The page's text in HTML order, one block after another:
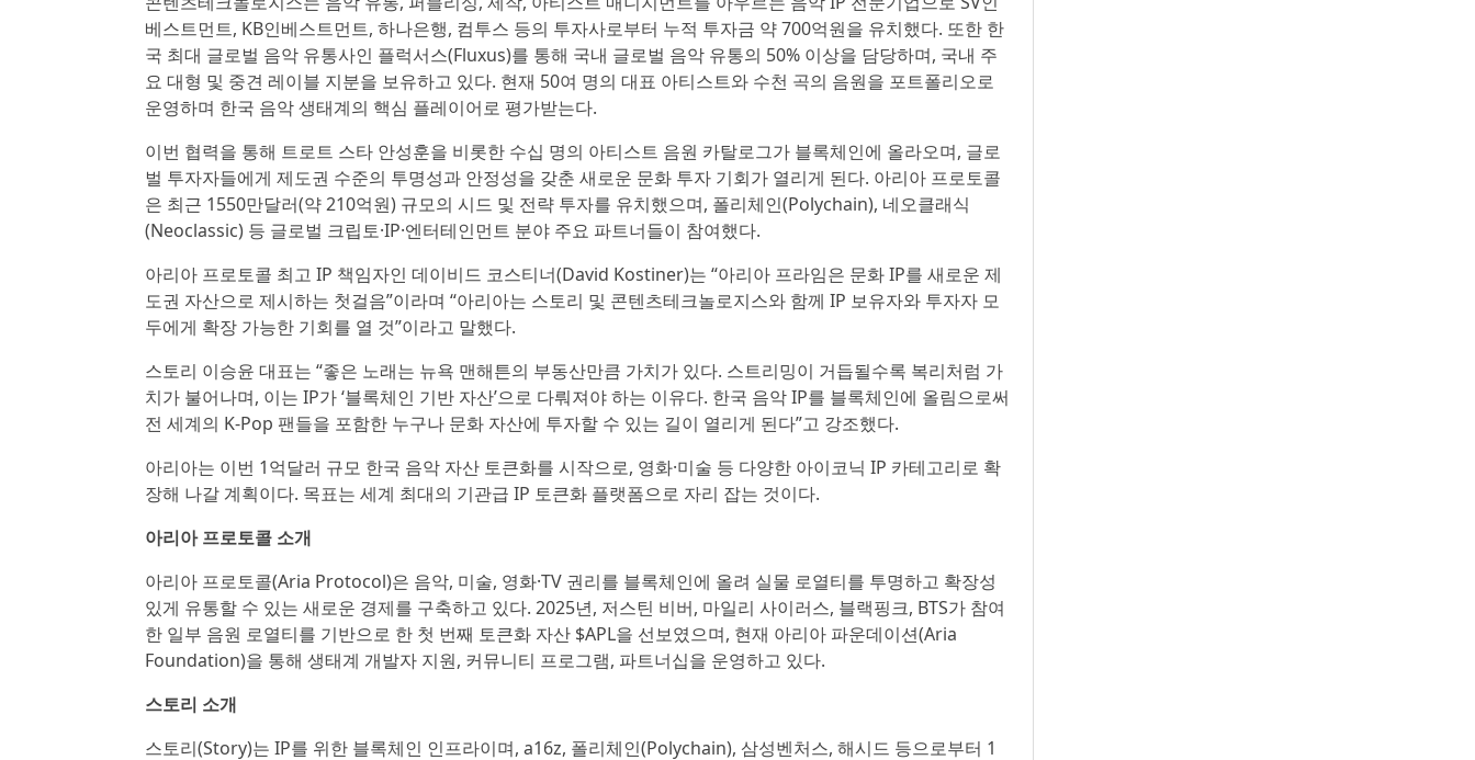
베스트먼트, KB인베스트먼트, 하나은행, 컴투스 등의 투자사로부터 누적 투자금 약 700억원을 유치했다. 또한 한
국 최대 글로벌 음악 유통사인 플럭서스(Fluxus)를 통해 국내 글로벌 음악 유통의 50% 이상을 담당하며, 국내 주
요 대형 및 중견 레이블 지분을 보유하고 있다. 현재 50여 명의 대표 아티스트와 수천 곡의 음원을 포트폴리오로
운영하며 한국 음악 생태계의 핵심 플레이어로 평가받는다.
이번 협력을 통해 트로트 스타 안성훈을 비롯한 수십 명의 아티스트 음원 카탈로그가 블록체인에 올라오며, 글로
벌 투자자들에게 제도권 수준의 투명성과 안정성을 갖춘 새로운 문화 투자 기회가 열리게 된다. 아리아 프로토콜
은 최근 1550만달러(약 210억원) 규모의 시드 및 전략 투자를 유치했으며, 폴리체인(Polychain), 네오클래식
(Neoclassic) 등 글로벌 크립토·IP·엔터테인먼트 분야 주요 파트너들이 참여했다.
아리아 프로토콜 최고 IP 책임자인 데이비드 코스티너(David Kostiner)는 “아리아 프라임은 문화 IP를 새로운 제
도권 자산으로 제시하는 첫걸음”이라며 “아리아는 스토리 및 콘텐츠테크놀로지스와 함께 IP 보유자와 투자자 모
두에게 확장 가능한 기회를 열 것”이라고 말했다.
스토리 이승윤 대표는 “좋은 노래는 뉴욕 맨해튼의 부동산만큼 가치가 있다. 스트리밍이 거듭될수록 복리처럼 가
치가 불어나며, 이는 IP가 ‘블록체인 기반 자산’으로 다뤄져야 하는 이유다. 한국 음악 IP를 블록체인에 올림으로써
전 세계의 K-Pop 팬들을 포함한 누구나 문화 자산에 투자할 수 있는 길이 열리게 된다”고 강조했다.
아리아는 이번 1억달러 규모 한국 음악 자산 토큰화를 시작으로, 영화·미술 등 다양한 아이코닉 IP 카테고리로 확
장해 나갈 계획이다. 목표는 세계 최대의 기관급 IP 토큰화 플랫폼으로 자리 잡는 것이다.
아리아 프로토콜 소개
아리아 프로토콜(Aria Protocol)은 음악, 미술, 영화·TV 권리를 블록체인에 올려 실물 로열티를 투명하고 확장성
있게 유통할 수 있는 새로운 경제를 구축하고 있다. 2025년, 저스틴 비버, 마일리 사이러스, 블랙핑크, BTS가 참여
한 일부 음원 로열티를 기반으로 한 첫 번째 토큰화 자산 $APL을 선보였으며, 현재 아리아 파운데이션(Aria
Foundation)을 통해 생태계 개발자 지원, 커뮤니티 프로그램, 파트너십을 운영하고 있다.
스토리 소개
스토리(Story)는 IP를 위한 블록체인 인프라이며, a16z, 폴리체인(Polychain), 삼성벤처스, 해시드 등으로부터 1